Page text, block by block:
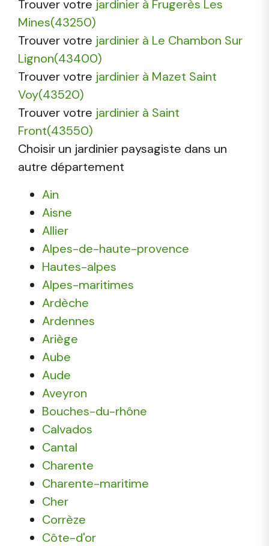
Trouver votre jardinier à Frugerès Les
Mines(43250)
Trouver votre jardinier à Le Chambon Sur
Lignon(43400)
Trouver votre jardinier à Mazet Saint
Voy(43520)
Trouver votre jardinier à Saint
Front(43550)
Choisir un jardinier paysagiste dans un
autre département
Ain
Aisne
Allier
Alpes-de-haute-provence
Hautes-alpes
Alpes-maritimes
Ardèche
Ardennes
Ariège
Aube
Aude
Aveyron
Bouches-du-rhône
Calvados
Cantal
Charente
Charente-maritime
Cher
Corrèze
Côte-d'or